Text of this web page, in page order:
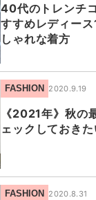
40代のトレンチ
すすめレディー
しゃれな着方
FASHION 2020.9.19
《2021年》秋の
ェックしておき
FASHION 2020.8.31